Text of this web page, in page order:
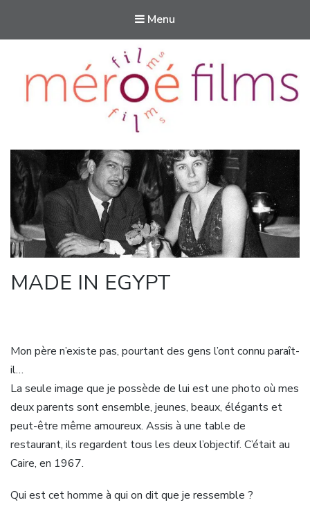
Menu
Méroé films
Des films pour aider à vivre
MADE IN EGYPT
Mon père n’existe pas, pourtant des gens l’ont connu paraît-
il…
La seule image que je possède de lui est une photo où mes
deux parents sont ensemble, jeunes, beaux, élégants et
peut-être même amoureux. Assis à une table de
restaurant, ils regardent tous les deux l’objectif. C’était au
Caire, en 1967.
Qui est cet homme à qui on dit que je ressemble ?